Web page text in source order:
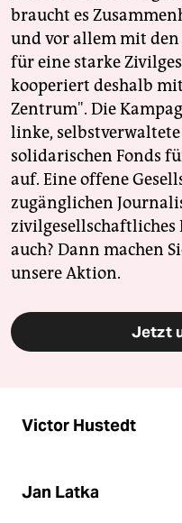
braucht es
und vor allem mit den
für eine starke
kooperiert deshalb
Zentrum". Die
linke,
solidarischen Fonds
auf. Eine offene
zugänglichen
zivilgesellschaftliches
auch? Dann machen
unsere Aktion.
Jetzt
Victor Hustedt
Jan Latka